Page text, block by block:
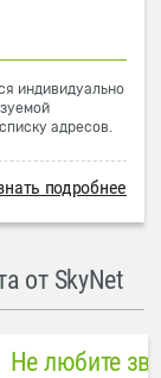
индивидуально
адресов.
подробнее
от SkyNet
в городе
Не любите